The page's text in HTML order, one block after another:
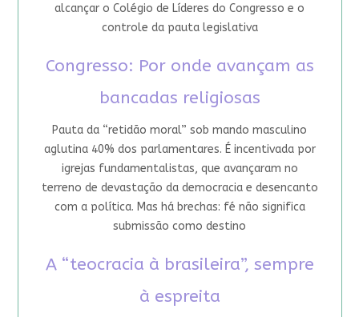
alcançar o Colégio de Líderes do Congresso e o
controle da pauta legislativa
Congresso: Por onde avançam as
bancadas religiosas
Pauta da “retidão moral” sob mando masculino
aglutina 40% dos parlamentares. É incentivada por
igrejas fundamentalistas, que avançaram no
terreno de devastação da democracia e desencanto
com a política. Mas há brechas: fé não significa
submissão como destino
A “teocracia à brasileira”, sempre
à espreita